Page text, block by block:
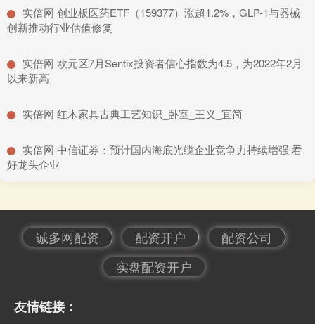
​实倍网 创业板医药ETF（159377）涨超1.2%，GLP-1与器械
创新推动行业估值修复
​实倍网 欧元区7月Sentix投资者信心指数为4.5，为2022年2月
以来新高
​实倍网 红木家具古典工艺知识_卧室_王义_宜简
​实倍网 中信证券：预计国内海底光缆企业竞争力持续增强 看
好龙头企业
诚多网配资 配资开户
配资公司
实盘配资开户
友情链接：